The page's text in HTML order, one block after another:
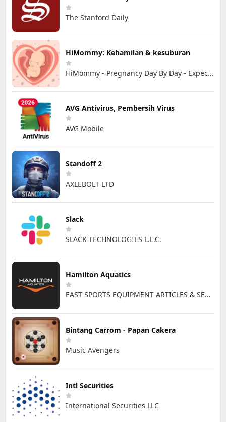
The Stanford Daily
HiMommy: Kehamilan & kesuburan
HiMommy - Pregnancy Day By Day - Expecting Baby
AVG Antivirus, Pembersih Virus
AVG Mobile
Standoff 2
AXLEBOLT LTD
Slack
SLACK TECHNOLOGIES L.L.C.
Hamilton Aquatics
EAST SPORTS EQUIPMENT ARTICLES & SERVICES L.L.C
Bintang Carrom - Papan Cakera
Music Avengers
Intl Securities
International Securities LLC